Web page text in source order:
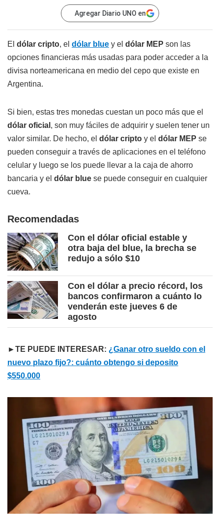
Agregar Diario UNO en
El dólar cripto, el dólar blue y el dólar MEP son las
opciones financieras más usadas para poder acceder a la
divisa norteamericana en medio del cepo que existe en
Argentina.
Si bien, estas tres monedas cuestan un poco más que el
dólar oficial , son muy fáciles de adquirir y suelen tener un
valor similar. De hecho, el dólar cripto y el dólar MEP se
pueden conseguir a través de aplicaciones en el teléfono
celular y luego se los puede llevar a la caja de ahorro
bancaria y el dólar blue se puede conseguir en cualquier
cueva.
Recomendadas
Con el dólar oficial estable y
otra baja del blue, la brecha se
redujo a sólo $10
Con el dólar a precio récord, los
bancos confirmaron a cuánto lo
venderán este jueves 6 de
agosto
►TE PUEDE INTERESAR: ¿Ganar otro sueldo con el
nuevo plazo fijo?: cuánto obtengo si deposito
$550.000